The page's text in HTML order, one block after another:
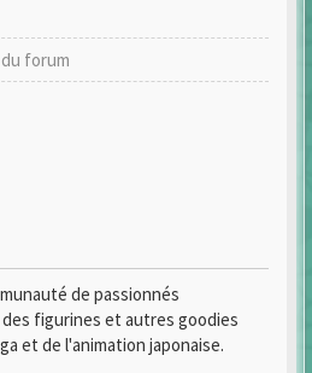
forum
de passionnés
figurines et autres goodies
et de l'animation japonaise.